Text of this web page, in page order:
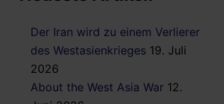
Der Iran wird zu einem Verlierer
des Westasienkrieges 19. Juli
2026
About the West Asia War 12.